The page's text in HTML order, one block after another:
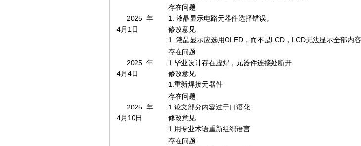
2025年
4月1日
存在问题
1. 液晶显示电路元器件选择错误。
修改意见
1. 液晶显示应选用OLED，而不是LCD，LCD无法显示全部内容
2025年
4月4日
存在问题
1.毕业设计存在虚焊，元器件连接处断开
修改意见
1.重新焊接元器件
2025年
4月10日
存在问题
1.论文部分内容过于口语化
修改意见
1.用专业术语重新组织语言
存在问题